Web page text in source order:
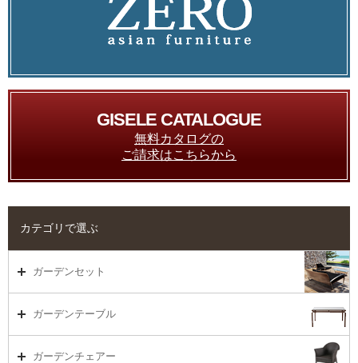
GISELE CATALOGUE
無料カタログの
ご請求はこちらから
カテゴリで選ぶ
ガーデンセット
ガーデンセット（海外在庫）
ガーデンテーブル
ガーデンテーブルTOP
ガーデンチェアー